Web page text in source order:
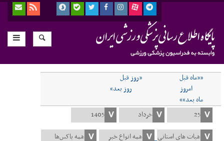
««ماه قبل
«روز قبل
امروز
روز بعد»
ماه بعد»»